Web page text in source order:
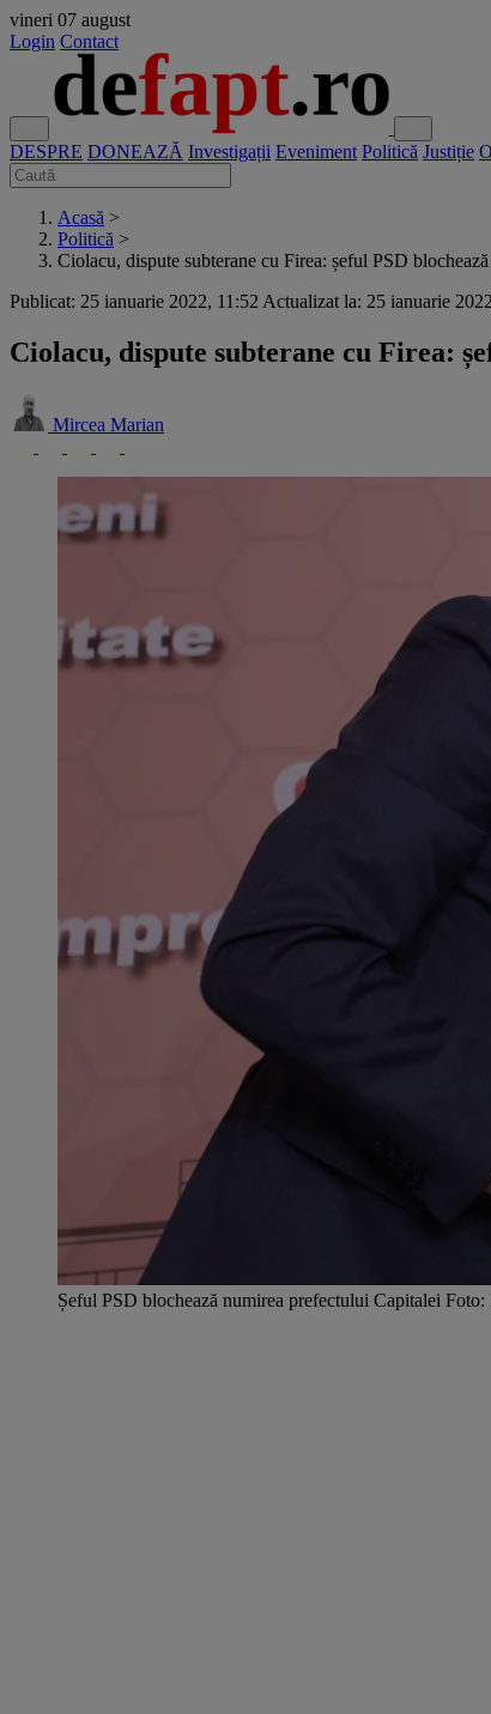
vineri 07 august
Login Contact
DESPRE DONEAZĂ Investigații Eveniment Politică Justiție
Acasă >
Politică >
Ciolacu, dispute subterane cu Firea: șeful PSD
Publicat: 25 ianuarie 2022, 11:52 Actualizat la: 25 ianuarie
Ciolacu, dispute subterane cu Firea:
Mircea Marian
Șeful PSD blochează numirea prefectului Capitalei Foto: